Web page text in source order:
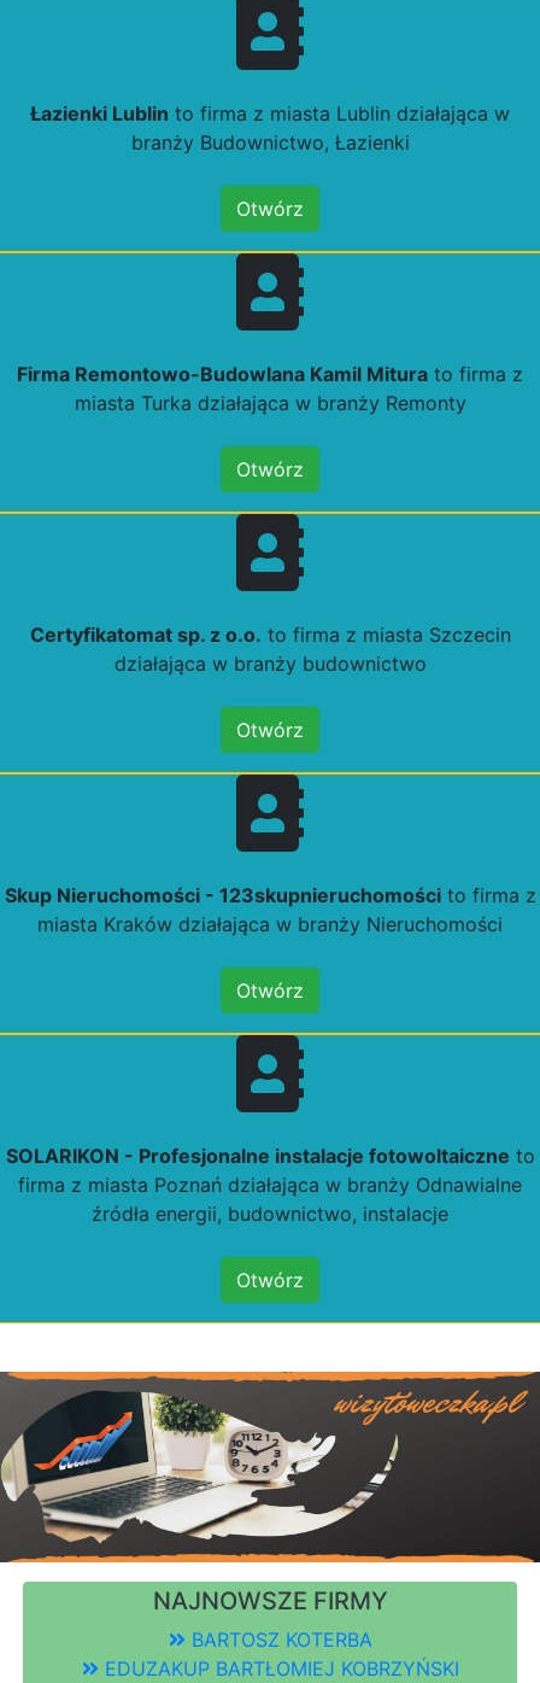
Łazienki Lublin to firma z miasta Lublin działająca w
branży Budownictwo, Łazienki
Otwórz
Firma Remontowo-Budowlana Kamil Mitura to firma z
miasta Turka działająca w branży Remonty
Otwórz
Certyfikatomat sp. z o.o. to firma z miasta Szczecin
działająca w branży budownictwo
Otwórz
Skup Nieruchomości - 123skupnieruchomościto firma z
miasta Kraków działająca w branży Nieruchomości
Otwórz
SOLARIKON - Profesjonalne instalacje fotowoltaiczne to
firma z miasta Poznań działająca w branży Odnawialne
źródła energii, budownictwo, instalacje
Otwórz
NAJNOWSZE FIRMY
BARTOSZ KOTERBA
EDUZAKUP BARTŁOMIEJ KOBRZYŃSKI